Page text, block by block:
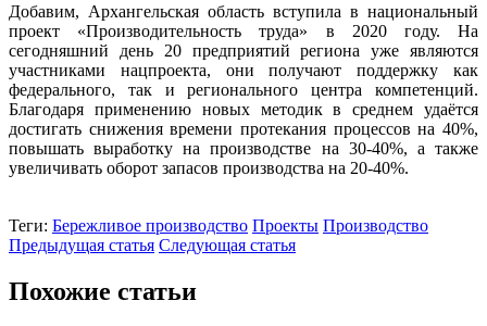
Добавим, Архангельская область вступила в национальный
проект «Производительность труда» в 2020 году. На
сегодняшний день 20 предприятий региона уже являются
участниками нацпроекта, они получают поддержку как
федерального, так и регионального центра компетенций.
Благодаря применению новых методик в среднем удаётся
достигать снижения времени протекания процессов на 40%,
повышать выработку на производстве на 30-40%, а также
увеличивать оборот запасов производства на 20-40%.
Теги: Бережливое производство Проекты Производство
Предыдущая статья Следующая статья
Похожие статьи